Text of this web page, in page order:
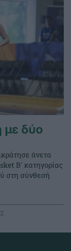
με δύο
άνετα
Β' κατηγορίας
στη σύνθεσή